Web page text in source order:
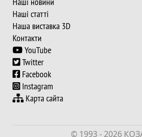
Наші статті
Наша виставка 3D
Контакти
YouTube
Twitter
Facebook
Instagram
Карта сайта
© 1993 - 2026